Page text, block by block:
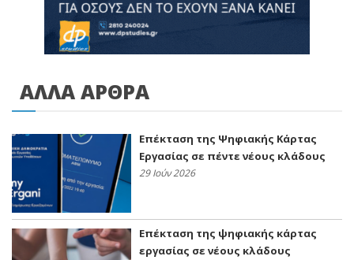
ΑΛΛΑ ΑΡΘΡΑ
Επέκταση της Ψηφιακής Κάρτας
Εργασίας σε πέντε νέους κλάδους
29 Ιούν 2026
Επέκταση της ψηφιακής κάρτας
εργασίας σε νέους κλάδους